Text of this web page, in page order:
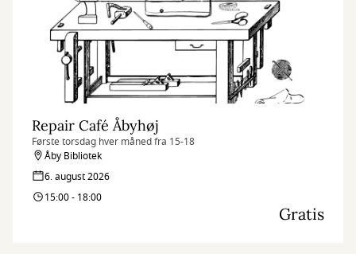
Repair Café Åbyhøj
Første torsdag hver måned fra 15-18
Åby Bibliotek
6. august 2026
15:00 - 18:00
Gratis